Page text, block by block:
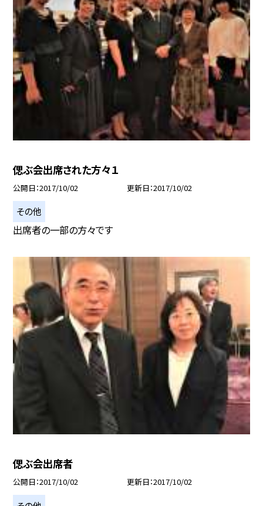
偲ぶ会出席された方々１
公開日 2017/10/02 更新日 2017/10/02
その他
出席者の一部の方々です
偲ぶ会出席者
公開日 2017/10/02 更新日 2017/10/02